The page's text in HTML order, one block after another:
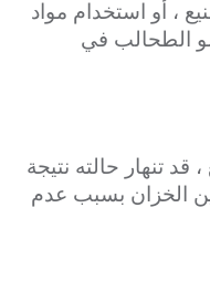
، أو استخدام مواد
الطحالب في
تنهار حالته نتيجة
الخزان بسبب عدم